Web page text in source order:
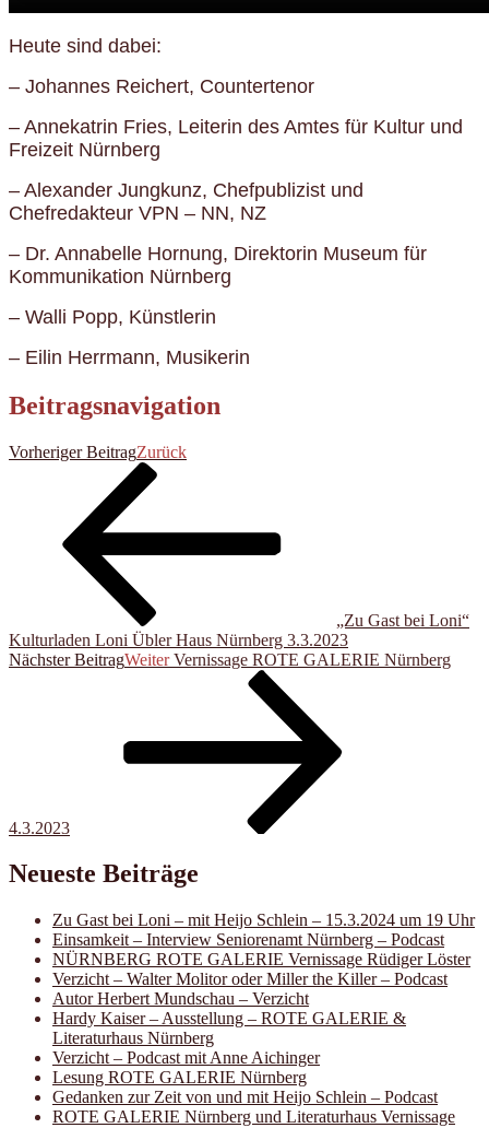
Heute sind dabei:
– Johannes Reichert, Countertenor
– Annekatrin Fries, Leiterin des Amtes für Kultur und
Freizeit Nürnberg
– Alexander Jungkunz, Chefpublizist und
Chefredakteur VPN – NN, NZ
– Dr. Annabelle Hornung, Direktorin Museum für
Kommunikation Nürnberg
– Walli Popp, Künstlerin
– Eilin Herrmann, Musikerin
Beitragsnavigation
Vorheriger BeitragZurück
„Zu Gast bei Loni“
Kulturladen Loni Übler Haus Nürnberg 3.3.2023
Nächster BeitragWeiter Vernissage ROTE GALERIE Nürnberg
4.3.2023
Neueste Beiträge
Zu Gast bei Loni – mit Heijo Schlein – 15.3.2024 um 19 Uhr
Einsamkeit – Interview Seniorenamt Nürnberg – Podcast
NÜRNBERG ROTE GALERIE Vernissage Rüdiger Löster
Verzicht – Walter Molitor oder Miller the Killer – Podcast
Autor Herbert Mundschau – Verzicht
Hardy Kaiser – Ausstellung – ROTE GALERIE &
Literaturhaus Nürnberg
Verzicht – Podcast mit Anne Aichinger
Lesung ROTE GALERIE Nürnberg
Gedanken zur Zeit von und mit Heijo Schlein – Podcast
ROTE GALERIE Nürnberg und Literaturhaus Vernissage